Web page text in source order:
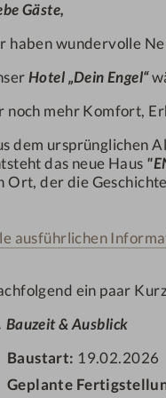
Gäste,
haben wundervolle
Hotel „Dein Engel“
noch mehr Komfort,
dem ursprünglichen
das neue Haus
Ort, der die
ausführlichen
ein paar
Bauzeit & Ausblick
Baustart: 19.02.2026
Geplante
qm, im Stammhaus
Kategorie haben 2
neuen Anbau.
Sie hierbei die
dieser Zimmer
02.04.2026 bis
vor Ort, pro
von € 10,00
im Restaurant, der
Mansarde gelegen
Kingsize-